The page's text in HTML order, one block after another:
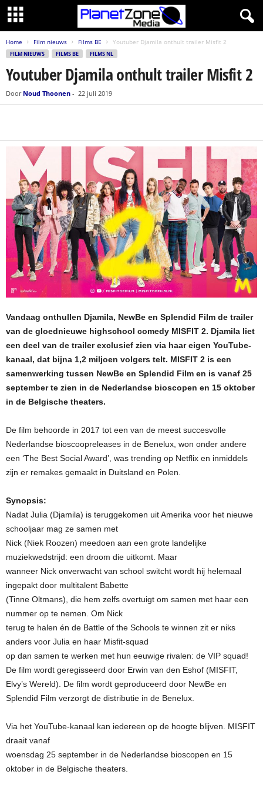
Home Film nieuws Films BE Youtuber Djamila onthult trailer Misfit 2
FILM NIEUWS FILMS BE FILMS NL
Youtuber Djamila onthult trailer Misfit 2
Door Noud Thoonen - 22 juli 2019
Vandaag onthullen Djamila, NewBe en Splendid Film de trailer
van de gloednieuwe highschool comedy MISFIT 2. Djamila liet
een deel van de trailer exclusief zien via haar eigen YouTube-
kanaal, dat bijna 1,2 miljoen volgers telt. MISFIT 2 is een
samenwerking tussen NewBe en Splendid Film en is vanaf 25
september te zien in de Nederlandse bioscopen en 15 oktober
in de Belgische theaters.
De film behoorde in 2017 tot een van de meest succesvolle
Nederlandse bioscoopreleases in de Benelux, won onder andere
een ‘The Best Social Award’, was trending op Netflix en inmiddels
zijn er remakes gemaakt in Duitsland en Polen.
Synopsis:
Nadat Julia (Djamila) is teruggekomen uit Amerika voor het nieuwe
schooljaar mag ze samen met
Nick (Niek Roozen) meedoen aan een grote landelijke
muziekwedstrijd: een droom die uitkomt. Maar
wanneer Nick onverwacht van school switcht wordt hij helemaal
ingepakt door multitalent Babette
(Tinne Oltmans), die hem zelfs overtuigt om samen met haar een
nummer op te nemen. Om Nick
terug te halen én de Battle of the Schools te winnen zit er niks
anders voor Julia en haar Misfit-squad
op dan samen te werken met hun eeuwige rivalen: de VIP squad!
De film wordt geregisseerd door Erwin van den Eshof (MISFIT,
Elvy’s Wereld). De film wordt geproduceerd door NewBe en
Splendid Film verzorgt de distributie in de Benelux.
Via het YouTube-kanaal kan iedereen op de hoogte blijven. MISFIT
draait vanaf
woensdag 25 september in de Nederlandse bioscopen en 15
oktober in de Belgische theaters.